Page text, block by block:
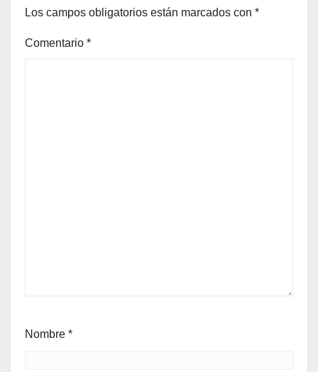
Los campos obligatorios están marcados con *
Comentario *
Nombre *